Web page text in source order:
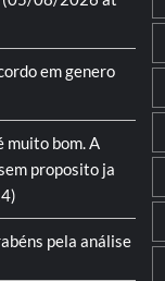
em genero
muito bom. A
proposito ja
pela análise